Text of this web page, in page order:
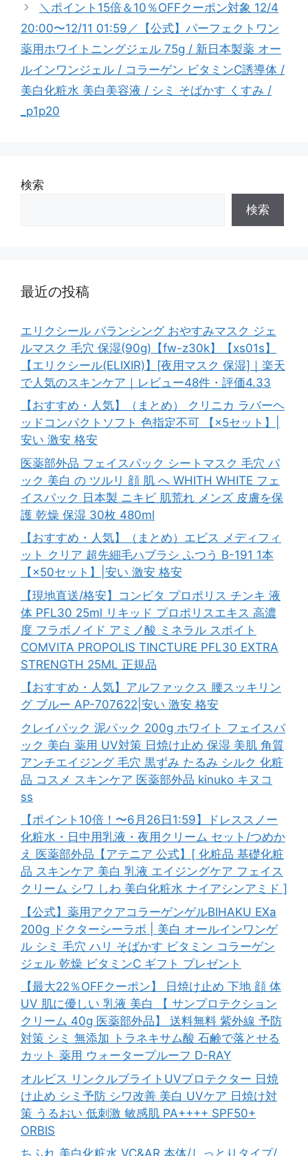
＼ポイント15倍＆10％OFFクーポン対象 12/4
20:00〜12/11 01:59／【公式】パーフェクトワン
薬用ホワイトニングジェル 75g / 新日本製薬 オー
ルインワンジェル / コラーゲン ビタミンC誘導体 /
美白化粧水 美白美容液 / シミ そばかす くすみ /
_p1p20
検索
検索
最近の投稿
エリクシール バランシング おやすみマスク ジェ
ルマスク 毛穴 保湿(90g)【fw-z30k】【xs01s】
【エリクシール(ELIXIR)】[夜用マスク 保湿]｜楽天
で人気のスキンケア｜レビュー48件・評価4.33
【おすすめ・人気】（まとめ） クリニカ ラバーヘ
ッドコンパクトソフト 色指定不可 【×5セット】|
安い 激安 格安
医薬部外品 フェイスパック シートマスク 毛穴 パ
ック 美白 の ツルリ 顔 肌 へ WHITH WHITE フェ
イスパック 日本製 ニキビ 肌荒れ メンズ 皮膚を保
護 乾燥 保湿 30枚 480ml
【おすすめ・人気】（まとめ）エビス メディフィ
ット クリア 超先細毛ハブラシ ふつう B-191 1本
【×50セット】|安い 激安 格安
【現地直送/格安】コンビタ プロポリス チンキ 液
体 PFL30 25ml リキッド プロポリスエキス 高濃
度 フラボノイド アミノ酸 ミネラル スポイト
COMVITA PROPOLIS TINCTURE PFL30 EXTRA
STRENGTH 25ML 正規品
【おすすめ・人気】アルファックス 腰スッキリン
グ ブルー AP-707622|安い 激安 格安
クレイパック 泥パック 200g ホワイト フェイスパ
ック 美白 薬用 UV対策 日焼け止め 保湿 美肌 角質
アンチエイジング 毛穴 黒ずみ たるみ シルク 化粧
品 コスメ スキンケア 医薬部外品 kinuko キヌコ
ss
【ポイント10倍！〜6月26日1:59】ドレススノー
化粧水・日中用乳液・夜用クリーム セット/つめか
え 医薬部外品【アテニア 公式】[ 化粧品 基礎化粧
品 スキンケア 美白 乳液 エイジングケア フェイス
クリーム シワ しわ 美白化粧水 ナイアシンアミド ]
【公式】薬用アクアコラーゲンゲルBIHAKU EXa
200g ドクターシーラボ | 美白 オールインワンゲ
ル シミ 毛穴 ハリ そばかす ビタミン コラーゲン
ジェル 乾燥 ビタミンC ギフト プレゼント
【最大22％OFFクーポン】 日焼け止め 下地 顔 体
UV 肌に優しい 乳液 美白 【 サンプロテクション
クリーム 40g 医薬部外品】 送料無料 紫外線 予防
対策 シミ 無添加 トラネキサム酸 石鹸で落とせる
カット 薬用 ウォータープルーフ D-RAY
オルビス リンクルブライトUVプロテクター 日焼
け止め シミ予防 シワ改善 美白 UVケア 日焼け対
策 うるおい 低刺激 敏感肌 PA++++ SPF50+
ORBIS
ちふれ 美白化粧水 VC&AR 本体/しっとりタイプ/